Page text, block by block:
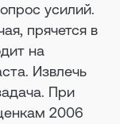
усилий.
прячется в
на
Извлечь
При
2006